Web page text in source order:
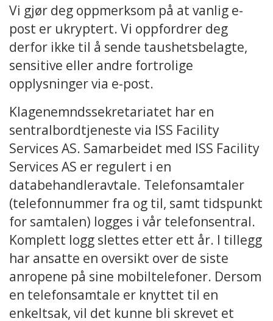
Vi gjør deg oppmerksom på at vanlig e-
post er ukryptert. Vi oppfordrer deg
derfor ikke til å sende taushetsbelagte,
sensitive eller andre fortrolige
opplysninger via e-post.
Klagenemndssekretariatet har en
sentralbordtjeneste via ISS Facility
Services AS. Samarbeidet med ISS Facility
Services AS er regulert i en
databehandleravtale. Telefonsamtaler
(telefonnummer fra og til, samt tidspunkt
for samtalen) logges i vår telefonsentral.
Komplett logg slettes etter ett år. I tillegg
har ansatte en oversikt over de siste
anropene på sine mobiltelefoner. Dersom
en telefonsamtale er knyttet til en
enkeltsak, vil det kunne bli skrevet et